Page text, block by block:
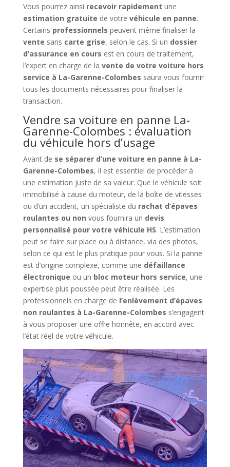
Vous pourrez ainsi recevoir rapidement une
estimation gratuite de votre véhicule en panne.
Certains professionnels peuvent même finaliser la
vente sans carte grise, selon le cas. Si un dossier
d’assurance en cours est en cours de traitement,
l’expert en charge de la vente de votre voiture hors
service à La-Garenne-Colombes saura vous fournir
tous les documents nécessaires pour finaliser la
transaction.
Vendre sa voiture en panne La-
Garenne-Colombes : évaluation
du véhicule hors d’usage
Avant de se séparer d’une voiture en panne à La-
Garenne-Colombes, il est essentiel de procéder à
une estimation juste de sa valeur. Que le véhicule soit
immobilisé à cause du moteur, de la boîte de vitesses
ou d’un accident, un spécialiste du rachat d’épaves
roulantes ou non vous fournira un devis
personnalisé pour votre véhicule HS. L’estimation
peut se faire sur place ou à distance, via des photos,
selon ce qui est le plus pratique pour vous. Si la panne
est d’origine complexe, comme une défaillance
électronique ou un bloc moteur hors service, une
expertise plus poussée peut être réalisée. Les
professionnels en charge de l’enlèvement d’épaves
non roulantes à La-Garenne-Colombes s’engagent
à vous proposer une offre honnête, en accord avec
l’état réel de votre véhicule.